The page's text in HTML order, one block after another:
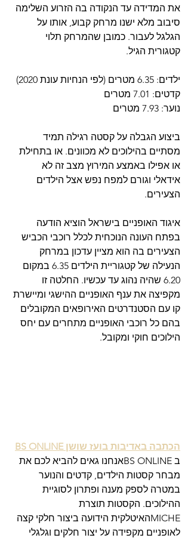
את המדידה עד הנקודה בה הזרוע השלימה
סיבוב מלא ישנו מרחק קבוע, אותו על
הגלגל לעבור. כמובן שהמרחק תלוי
קטגורית הגיל.
ילדים: 6.35 מטרים (לפי הנחיות עונת 2020)
קדטים: 7.01 מטרים
נוער: 7.93 מטרים
ביצוע הגבלה על קסטה רגילה תמיד
מסתיים בהילוכים לא מכוונים. או בתחילת
או אפילו באמצע המירוץ מצב זה לא
אידאלי וגורם למפח נפש אצל הילדים
הצעירים.
איגוד האופניים בישראל הוציא הודעה
בפתח העונה הנוכחית לכלל רוכבי הכביש
הצעירים בה הוא מציין עדכון במרחק
הנעילה של קטגוריית הילדים 6.35 במקום
6.20 שהיה נהוג עד עכשיו. החלטה זו
מקפיצה את ענף האופניים ההישגי ומיישרת
קו עם הסטנדרטים האירופאים המקובלים
בהם כל רוכבי האופניים מתחרים עם יחס
הילוכים חוקי ומקובל.
הכתבה באדיבות בועז שושן BS ONLINE
ב BS ONLINEאנחנו גאים להביא לכם את
מבחר קסטות הילדים, קדטים והנוער
במטרה לספק מענה ופתרון לסוגיית
ההילוכים. הקסטות תוצרת
MICHEהאיטלקית הידועה ביצור חלקי קצה
לאופניים מקפידה על יצור חלקים וגלגלי